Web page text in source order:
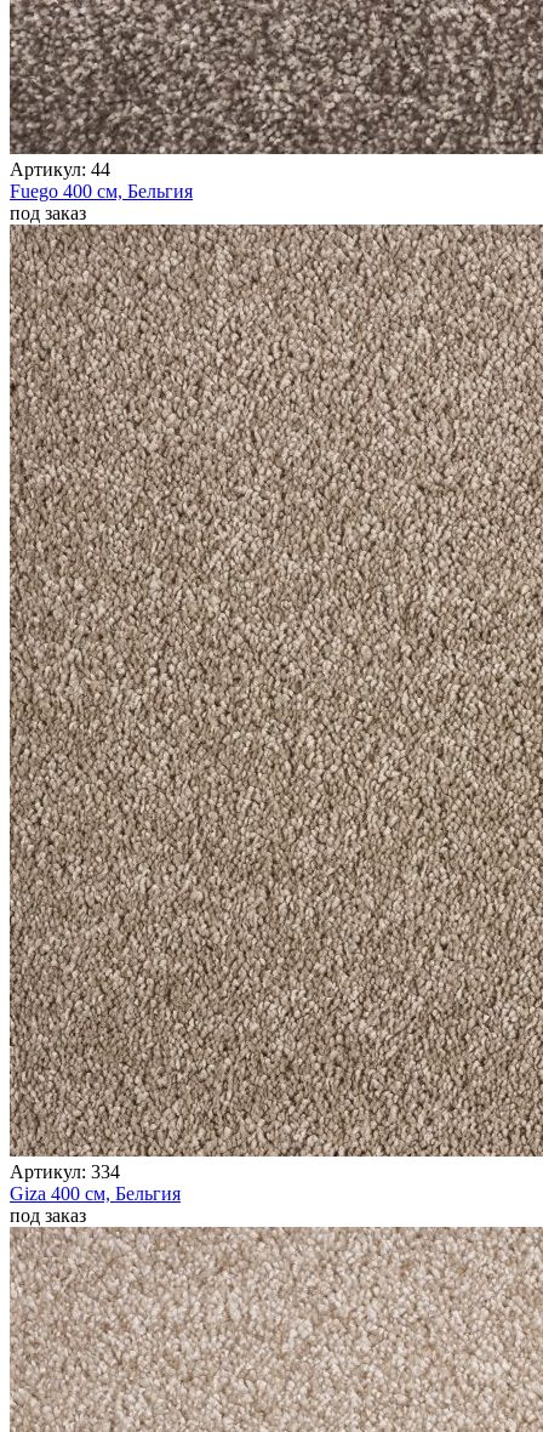
Артикул: 44
Fuego 400 см, Бельгия
под заказ
Артикул: 334
Giza 400 см, Бельгия
под заказ